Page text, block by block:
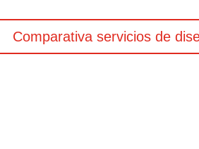
Comparativa servicios de